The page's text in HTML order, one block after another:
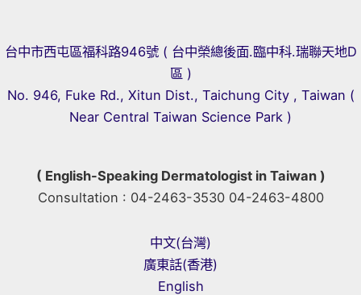
台中市西屯區福科路946號 ( 台中榮總後面.臨中科.瑞聯天地D
區 )
No. 946, Fuke Rd., Xitun Dist., Taichung City , Taiwan (
Near Central Taiwan Science Park )
( English-Speaking Dermatologist in Taiwan )
Consultation : 04-2463-3530 04-2463-4800
中文(台灣)
廣東話(香港)
English